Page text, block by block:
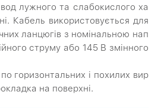
лужного та слабокислого ха
Кабель використовується для
ланцюгів з номінальною нап
струму або 145 В змінного
горизонтальних і похилих вир
на поверхні.